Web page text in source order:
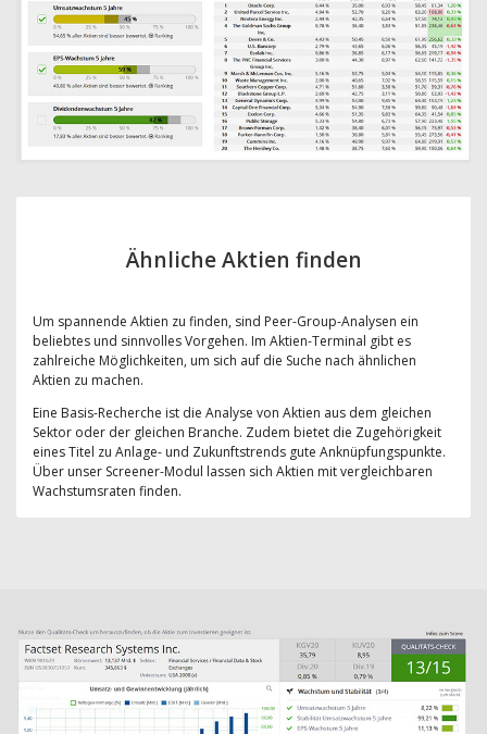
Ähnliche Aktien finden
Um spannende Aktien zu finden, sind Peer-Group-Analysen ein
beliebtes und sinnvolles Vorgehen. Im Aktien-Terminal gibt es
zahlreiche Möglichkeiten, um sich auf die Suche nach ähnlichen
Aktien zu machen.
Eine Basis-Recherche ist die Analyse von Aktien aus dem gleichen
Sektor oder der gleichen Branche. Zudem bietet die Zugehörigkeit
eines Titel zu Anlage- und Zukunftstrends gute Anknüpfungspunkte.
Über unser Screener-Modul lassen sich Aktien mit vergleichbaren
Wachstumsraten finden.